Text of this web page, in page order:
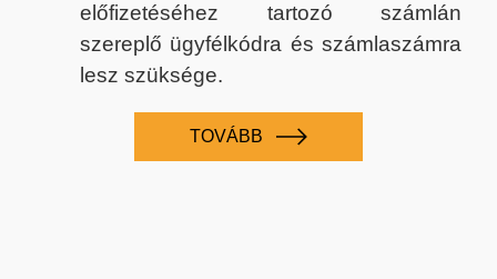
előfizetéséhez tartozó számlán
szereplő ügyfélkódra és számlaszámra
lesz szüksége.
TOVÁBB